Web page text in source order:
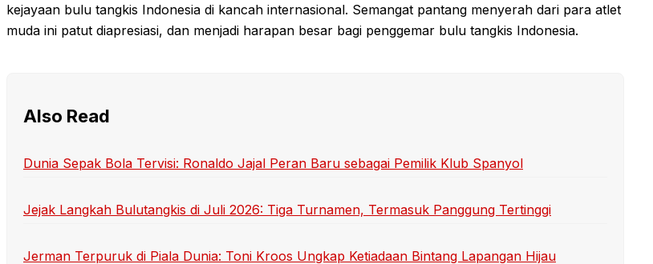
kejayaan bulu tangkis Indonesia di kancah internasional. Semangat pantang menyerah dari para atlet
muda ini patut diapresiasi, dan menjadi harapan besar bagi penggemar bulu tangkis Indonesia.
Also Read
Dunia Sepak Bola Tervisi: Ronaldo Jajal Peran Baru sebagai Pemilik Klub Spanyol
Jejak Langkah Bulutangkis di Juli 2026: Tiga Turnamen, Termasuk Panggung Tertinggi
Jerman Terpuruk di Piala Dunia: Toni Kroos Ungkap Ketiadaan Bintang Lapangan Hijau